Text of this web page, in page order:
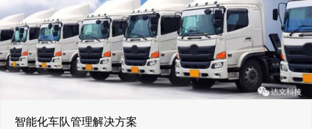
智能化车队管理解决方案